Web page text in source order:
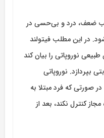
ضعف، درد و بی‌حسی در
در این مطلب فیتولند
نوروپاتی را بیان کند
بپردازد. نوروپاتی
صورتی که فرد مبتلا به
کنترل نکند، بعد از